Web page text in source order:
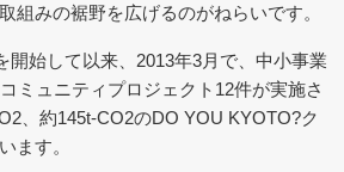
組みの裾野を広げるのがねらいです。
開始して以来、2013年3月で、中小事業
ミュニティプロジェクト12件が実施さ
、約145t-CO2のDO YOU KYOTO?ク
ます。